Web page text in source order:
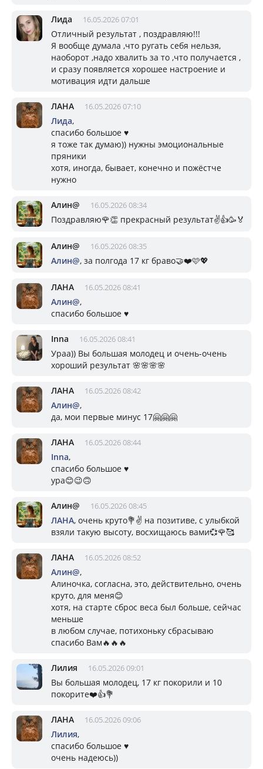
Лида 16.05.2026 07:01
Отличный результат , поздравляю!!!
Я вообще думала ,что ругать себя нельзя,
наоборот ,надо хвалить за то ,что получается ,
и сразу появляется хорошее настроение и
мотивация идти дальше
ЛАНА 16.05.2026 07:10
Лида,
спасибо большое ♥️
я тоже так думаю)) нужны эмоциональные
пряники
хотя, иногда, бывает, конечно и пожёстче
нужно
Алин@ 16.05.2026 08:34
Поздравляю🌹👏 прекрасный результат✌️👍🥳🏅
Алин@ 16.05.2026 08:35
Алин@, за полгода 17 кг браво🤝❤️🩷💖
ЛАНА 16.05.2026 08:41
Алин@,
спасибо большое ♥️
Inna 16.05.2026 08:41
Ураа)) Вы большая молодец и очень-очень
хороший результат 🌸🌸🌸🌸
ЛАНА 16.05.2026 08:42
Алин@,
да, мои первые минус 17🤗🤗🤗
ЛАНА 16.05.2026 08:44
Inna,
спасибо большое ♥️
ура😊😉🙃
Алин@ 16.05.2026 08:45
ЛАНА, очень круто💐✌️ на позитиве, с улыбкой
взяли такую высоту, восхищаюсь вами💞🌹🥰
ЛАНА 16.05.2026 08:52
Алин@,
Алиночка, согласна, это, действительно, очень
круто, для меня😊
хотя, на старте сброс веса был больше, сейчас
меньше
в любом случае, потихоньку сбрасываю
спасибо Вам🔥🔥🔥
Лилия 16.05.2026 09:01
Вы большая молодец, 17 кг покорили и 10
покорите❤️👍💐
ЛАНА 16.05.2026 09:06
Лилия,
спасибо большое ♥️
очень надеюсь))